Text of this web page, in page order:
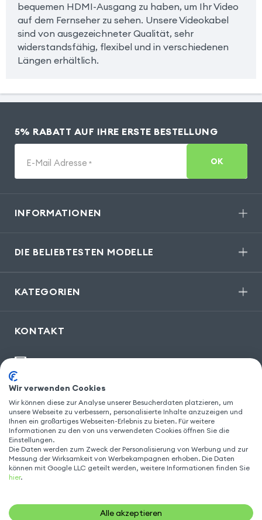
bequemen HDMI-Ausgang zu haben, um Ihr Video
auf dem Fernseher zu sehen. Unsere Videokabel
sind von ausgezeichneter Qualität, sehr
widerstandsfähig, flexibel und in verschiedenen
Längen erhältlich.
5% RABATT AUF IHRE ERSTE BESTELLUNG
E-Mail Adresse * OK
INFORMATIONEN
DIE BELIEBTESTEN MODELLE
KATEGORIEN
KONTAKT
kontakt@gsm55.de
30, bis rue Girard
FOLGEN SIE UNS
Wir verwenden Cookies
Wir können diese zur Analyse unserer Besucherdaten platzieren, um
unsere Webseite zu verbessern, personalisierte Inhalte anzuzeigen und
Ihnen ein großartiges Webseiten-Erlebnis zu bieten. Für weitere
Informationen zu den von uns verwendeten Cookies öffnen Sie die
Einstellungen.
Die Daten werden zum Zweck der Personalisierung von Werbung und zur
Messung der Wirksamkeit von Werbekampagnen erhoben. Die Daten
können mit Google LLC geteilt werden, weitere Informationen finden Sie
hier.
Alle akzeptieren